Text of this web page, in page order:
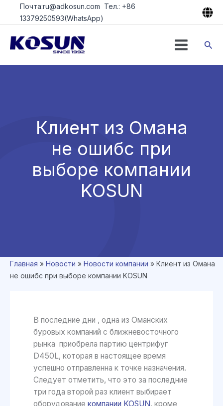
ПерейтиПочта:ru@adkosun.com Тел.: +86
13379250593(WhatsApp)
Клиент из Омана
не ошибс при
выборе компании
KOSUN
Главная » Новости » Новости компании » Клиент из Омана
не ошибс при выборе компании KOSUN
В последние дни , одна из Оманских
буровых компаний с ближневосточного
рынка приобрела партию центрифуг
D450L, которая в настоящее время
успешно отправленна к точке назначения.
Следует отметить, что это за последние
три года второй раз клиент выбирает
оборудование компании KOSUN, кроме